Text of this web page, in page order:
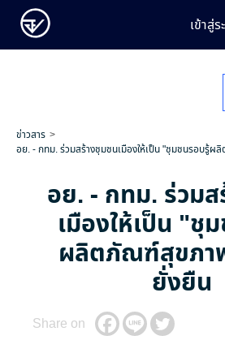
เข้าสู่
ข่าวสาร
อย. - กทม. ร่วมสร้างชุมชนเมืองให้เป็น "ชุมชนรอบรู้
อย. - กทม. ร่วม
เมืองให้เป็น "ชุ
ผลิตภัณฑ์สุขภา
ยั่งยืน
Share on